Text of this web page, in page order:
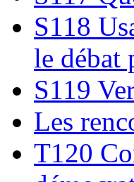
S118
le débat
S119
Les
T120